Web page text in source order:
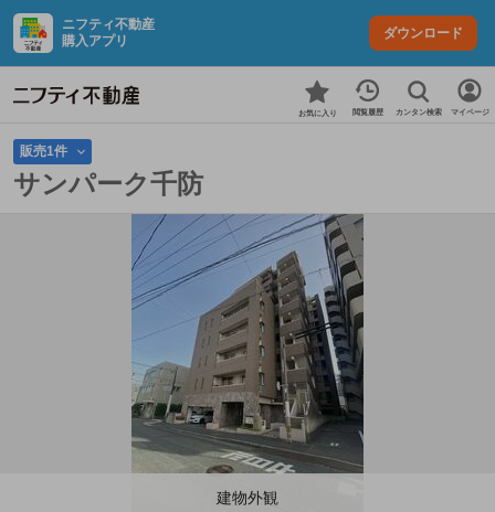
ニフティ不動産
購入アプリ
ダウンロード
お気に入り 閲覧履歴 カンタン検索 マイページ
販売1件
サンパーク千防
建物外観